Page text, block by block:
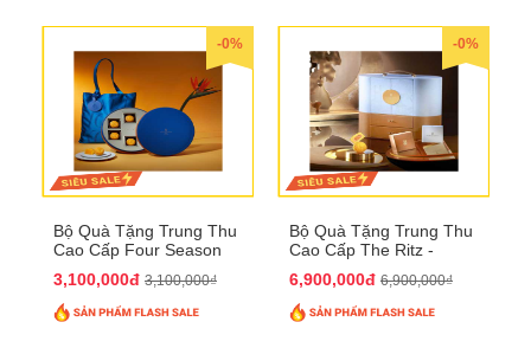
-0%
Bộ Quà Tặng Trung Thu
Cao Cấp Four Season
3,100,000đ 3,100,000₫
-0%
Bộ Quà Tặng Trung Thu
Cao Cấp The Ritz -
6,900,000đ 6,900,000₫